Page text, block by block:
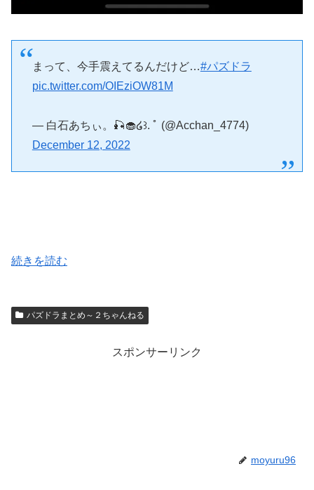
まって、今手震えてるんだけど…#パズドラ
pic.twitter.com/OIEziOW81M
— 白石あちぃ。🎣🧁໒꒱. ﾟ (@Acchan_4774)
December 12, 2022
続きを読む
パズドラまとめ～２ちゃんねる
スポンサーリンク
moyuru96